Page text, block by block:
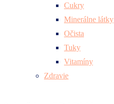
Cukry
Minerálne látky
Očista
Tuky
Vitamíny
Zdravie